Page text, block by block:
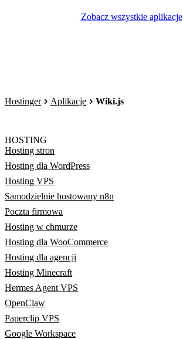
Zobacz wszystkie aplikacje
Hostinger Aplikacje Wiki.js
HOSTING
Hosting stron
Hosting dla WordPress
Hosting VPS
Samodzielnie hostowany n8n
Poczta firmowa
Hosting w chmurze
Hosting dla WooCommerce
Hosting dla agencji
Hosting Minecraft
Hermes Agent VPS
OpenClaw
Paperclip VPS
Google Workspace